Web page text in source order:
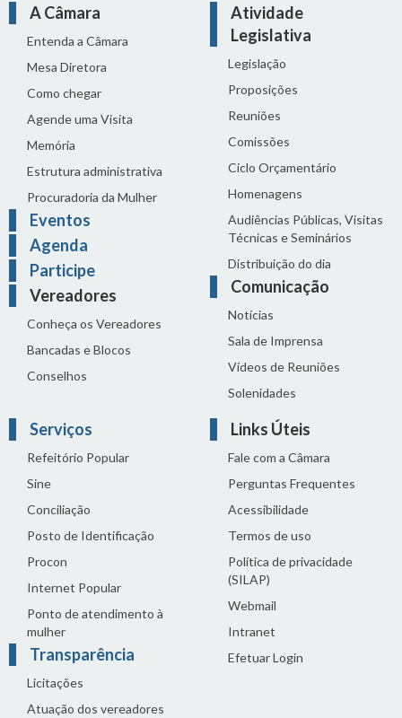
A Câmara
Entenda a Câmara
Mesa Diretora
Como chegar
Agende uma Visita
Memória
Estrutura administrativa
Procuradoria da Mulher
Eventos
Agenda
Participe
Vereadores
Conheça os Vereadores
Bancadas e Blocos
Conselhos
Atividade
Legislativa
Legislação
Proposições
Reuniões
Comissões
Ciclo Orçamentário
Homenagens
Audiências Públicas, Visitas
Técnicas e Seminários
Distribuição do dia
Comunicação
Notícias
Sala de Imprensa
Vídeos de Reuniões
Solenidades
Serviços
Refeitório Popular
Sine
Conciliação
Posto de Identificação
Procon
Internet Popular
Ponto de atendimento à
mulher
Transparência
Licitações
Atuação dos vereadores
Links Úteis
Fale com a Câmara
Perguntas Frequentes
Acessibilidade
Termos de uso
Política de privacidade
(SILAP)
Webmail
Intranet
Efetuar Login